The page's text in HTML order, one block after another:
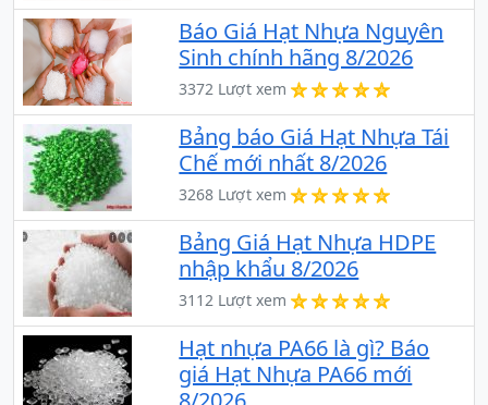
Báo Giá Hạt Nhựa Nguyên
Sinh chính hãng 8/2026
3372 Lượt xem
Bảng báo Giá Hạt Nhựa Tái
Chế mới nhất 8/2026
3268 Lượt xem
Bảng Giá Hạt Nhựa HDPE
nhập khẩu 8/2026
3112 Lượt xem
Hạt nhựa PA66 là gì? Báo
giá Hạt Nhựa PA66 mới